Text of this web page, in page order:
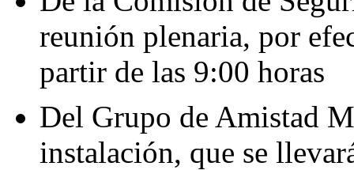
reunión plenaria, por
partir de las 9:00 horas
Del Grupo de Amistad
instalación, que se